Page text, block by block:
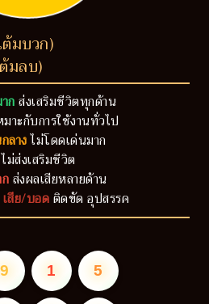
มบวก)
มลบ)
กส่งเสริมชีวิตทุกด้าน
มาะกับการใช้งานทั่วไป
างไม่โดดเด่นมาก
ไม่ส่งเสริมชีวิต
ส่งผลเสียหลายด้าน
สีย/บอดติดขัด อุปสรรค
9 1 5